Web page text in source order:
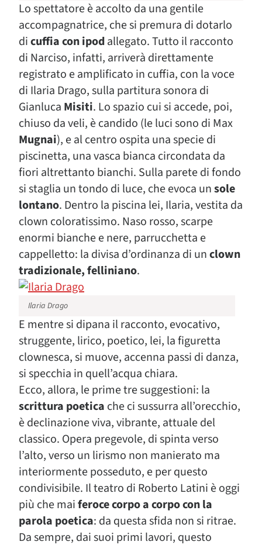
Lo spettatore è accolto da una gentile
accompagnatrice, che si premura di dotarlo
dicuffia con ipodallegato. Tutto il racconto
di Narciso, infatti, arriverà direttamente
registrato e amplificato in cuffia, con la voce
di Ilaria Drago, sulla partitura sonora di
Gianluca Misiti. Lo spazio cui si accede, poi,
chiuso da veli, è candido (le luci sono di Max
Mugnai), e al centro ospita una specie di
piscinetta, una vasca bianca circondata da
fiori altrettanto bianchi. Sulla parete di fondo
si staglia un tondo di luce, che evoca unsole
lontano. Dentro la piscina lei, Ilaria, vestita da
clown coloratissimo. Naso rosso, scarpe
enormi bianche e nere, parrucchetta e
cappelletto: la divisa d’ordinanza di unclown
tradizionale, felliniano.
Ilaria Drago
E mentre si dipana il racconto, evocativo,
struggente, lirico, poetico, lei, la figuretta
clownesca, si muove, accenna passi di danza,
si specchia in quell’acqua chiara.
Ecco, allora, le prime tre suggestioni: la
scrittura poetica che ci sussurra all’orecchio,
è declinazione viva, vibrante, attuale del
classico. Opera pregevole, di spinta verso
l’alto, verso un lirismo non manierato ma
interiormente posseduto, e per questo
condivisibile. Il teatro di Roberto Latini è oggi
più che maiferoce corpo a corpo con la
parola poetica: da questa sfida non si ritrae.
Da sempre, dai suoi primi lavori, questo